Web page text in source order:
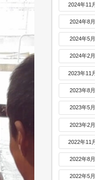
2024年11
2024年8月
2024年5月
2024年2月
2023年11
2023年8月
2023年5月
2023年2月
2022年11
2022年8月
2022年5月